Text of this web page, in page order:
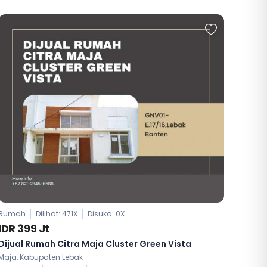
Dilihat: 471X Disuka: 0X
399 Jt
Rumah Citra Maja Cluster Green Vista
Kabupaten Lebak